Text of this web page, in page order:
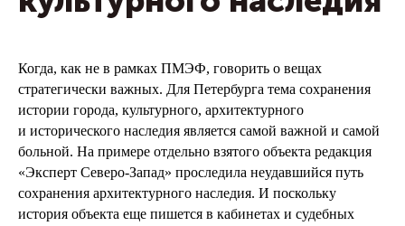
Когда, как не в рамках ПМЭФ, говорить о вещах
стратегически важных. Для Петербурга тема сохранения
истории города, культурного, архитектурного
и исторического наследия является самой важной и самой
больной. На примере отдельно взятого объекта редакция
«Эксперт Северо-Запад» проследила неудавшийся путь
сохранения архитектурного наследия. И поскольку
история объекта еще пишется в кабинетах и судебных